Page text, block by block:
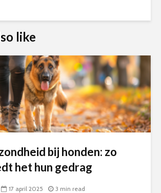
like
bij honden: zo
het hun gedrag
17 april 2025 3 min read